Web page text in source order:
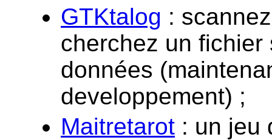
GTKtalog :
cherchez un fichier
données
developpement) ;
Maitretarot : un jeu